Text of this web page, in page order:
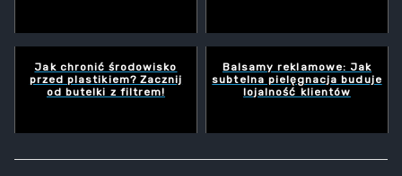
Jak chronić środowisko
przed plastikiem? Zacznij
od butelki z filtrem!
Balsamy reklamowe: Jak
subtelna pielęgnacja buduje
lojalność klientów